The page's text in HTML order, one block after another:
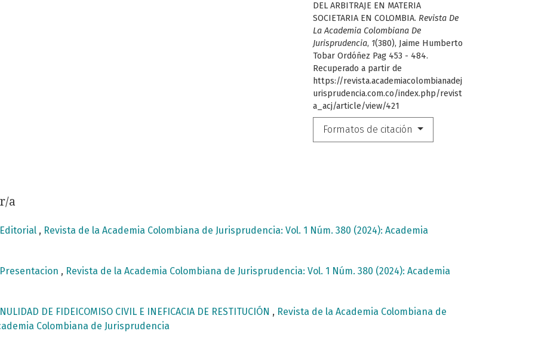
DEL ARBITRAJE EN MATERIA
SOCIETARIA EN COLOMBIA. Revista De
La Academia Colombiana De
Jurisprudencia, 1(380), Jaime Humberto
Tobar Ordóñez Pag 453 - 484.
Recuperado a partir de
https://revista.academiacolombianadej
urisprudencia.com.co/index.php/revist
a_acj/article/view/421
Formatos de citación
a
Editorial , Revista de la Academia Colombiana de Jurisprudencia: Vol. 1 Núm. 380 (2024): Academia
Presentacion , Revista de la Academia Colombiana de Jurisprudencia: Vol. 1 Núm. 380 (2024): Academia
NULIDAD DE FIDEICOMISO CIVIL E INEFICACIA DE RESTITUCIÓN , Revista de la Academia Colombiana de
Colombiana de Jurisprudencia